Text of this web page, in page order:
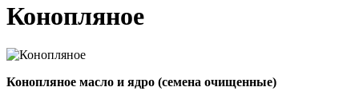
Конопляное
Конопляное масло и ядро (семена очищенные)